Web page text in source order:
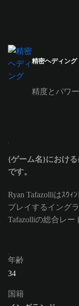
精密ヘディング
精度とパワ
{ゲーム名}におけ
です。
Ryan Tafazolliはｽｳｨ
プレイするイング
Tafazolliの総合レー
年齢
34
国籍